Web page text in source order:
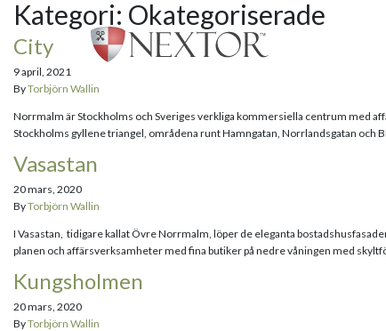
Kategori: Okategoriserade
City
9 april, 2021
ByTorbjörn Wallin
Norrmalm är Stockholms och Sveriges verkliga kommersiella centrum med
Stockholms gyllene triangel, områdena runt Hamngatan, Norrlandsgatan och
Vasastan
20 mars, 2020
ByTorbjörn Wallin
I Vasastan, tidigare kallat Övre Norrmalm, löper de eleganta
planen och affärsverksamheter med fina butiker på nedre våningen med
Kungsholmen
20 mars, 2020
ByTorbjörn Wallin